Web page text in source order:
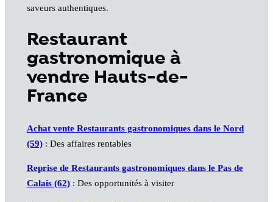
saveurs authentiques.
Restaurant
gastronomique à
vendre Hauts-de-
France
Achat vente Restaurants gastronomiques dans le Nord
(59): Des affaires rentables
Reprise de Restaurants gastronomiques dans le Pas de
Calais (62): Des opportunités à visiter